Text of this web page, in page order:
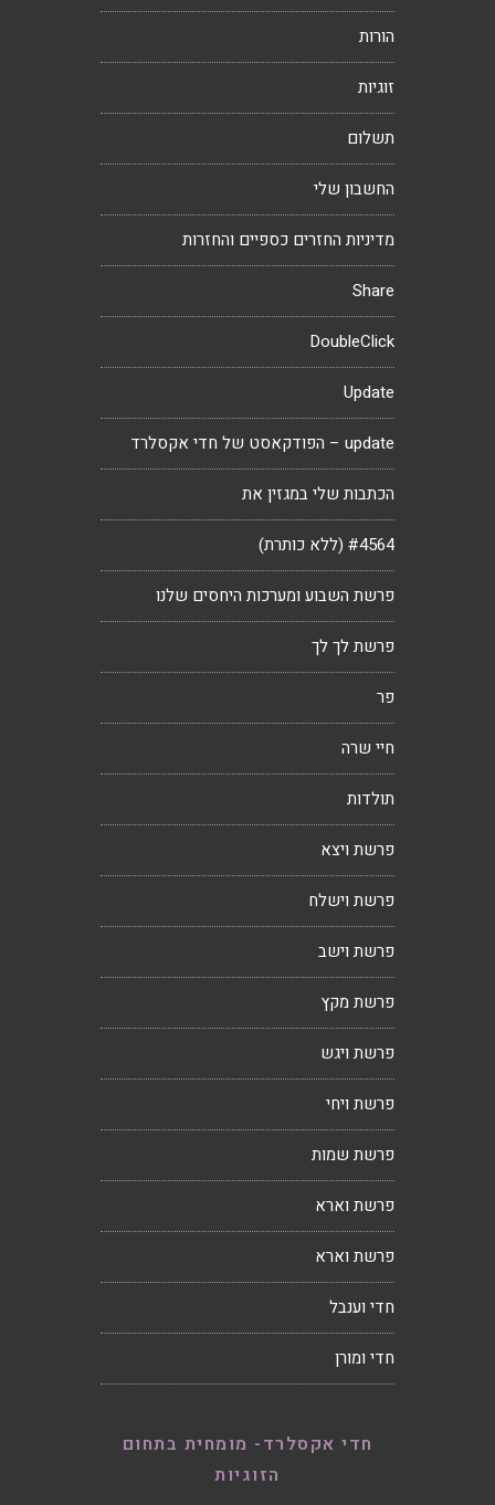
הורות
זוגיות
תשלום
החשבון שלי
מדיניות החזרים כספיים והחזרות
Share
DoubleClick
Update
update – הפודקאסט של חדי אקסלרד
הכתבות שלי במגזין את
#4564 (ללא כותרת)
פרשת השבוע ומערכות היחסים שלנו
פרשת לך לך
פר
חיי שרה
תולדות
פרשת ויצא
פרשת וישלח
פרשת וישב
פרשת מקץ
פרשת ויגש
פרשת ויחי
פרשת שמות
פרשת וארא
פרשת וארא
חדי וענבל
חדי ומורן
חדי אקסלרד- מומחית בתחום
הזוגיות